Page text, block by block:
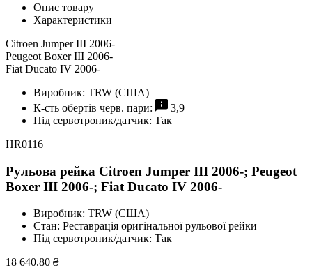
Опис товару
Характеристики
Citroen Jumper III 2006-
Peugeot Boxer III 2006-
Fiat Ducato IV 2006-
Виробник: TRW (США)
К-сть обертів черв. пари:
3,9
Під сервотроник/датчик: Так
HR0116
Рульова рейка Citroen Jumper III 2006-; Peugeot
Boxer III 2006-; Fiat Ducato IV 2006-
Виробник: TRW (США)
Стан: Реставрація оригінальної рульової рейки
Під сервотроник/датчик: Так
18 640.80 ₴